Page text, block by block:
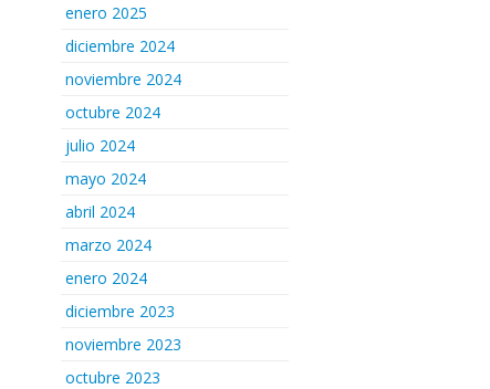
enero 2025
diciembre 2024
noviembre 2024
octubre 2024
julio 2024
mayo 2024
abril 2024
marzo 2024
enero 2024
diciembre 2023
noviembre 2023
octubre 2023